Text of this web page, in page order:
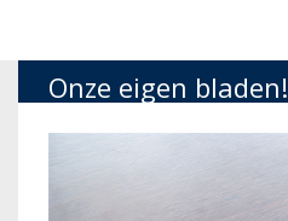
Onze eigen bladen!